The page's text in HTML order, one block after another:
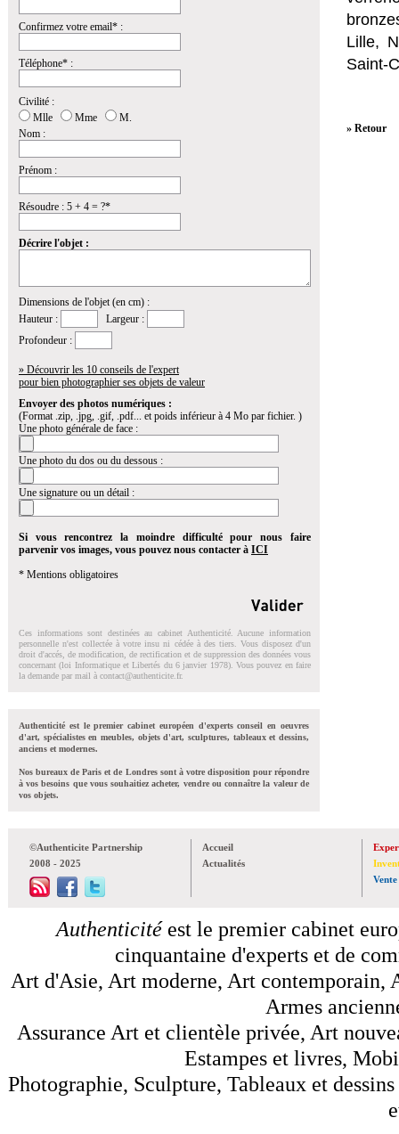
Confirmez votre email* :
Téléphone* :
Civilité :
Mlle
Mme
M.
Nom :
Prénom :
Résoudre : 5 + 4 = ?*
Décrire l'objet :
Dimensions de l'objet (en cm) :
Hauteur :
Largeur :
Profondeur :
» Découvrir les 10 conseils de l'expert
pour bien photographier ses objets de valeur
Envoyer des photos numériques :
(Format .zip, .jpg, .gif, .pdf... et poids inférieur à 4 Mo par fichier. )
Une photo générale de face :
Une photo du dos ou du dessous :
Une signature ou un détail :
Si vous rencontrez la moindre difficulté pour nous faire
parvenir vos images, vous pouvez nous contacter à ICI
* Mentions obligatoires
Ces informations sont destinées au cabinet Authenticité. Aucune information
personnelle n'est collectée à votre insu ni cédée à des tiers. Vous disposez d'un
droit d'accés, de modification, de rectification et de suppression des données vous
concernant (loi Informatique et Libertés du 6 janvier 1978). Vous pouvez en faire
la demande par mail à contact@authenticite.fr.
Authenticité est le premier cabinet européen d'experts conseil en oeuvres
d'art, spécialistes en meubles, objets d'art, sculptures, tableaux et dessins,
anciens et modernes.
Nos bureaux de Paris et de Londres sont à votre disposition pour répondre
à vos besoins que vous souhaitiez acheter, vendre ou connaître la valeur de
vos objets.
Lille,
Saint-
» Retour
©Authenticite Partnership
2008 - 2025
Accueil
Actualités
Vente
Authenticitéest le premier cabinet
cinquantaine d'experts et de
Art d'Asie, Art moderne, Art contemporain,
Armes
Assurance Art et clientèle privée, Art
Estampes et livres,
Photographie, Sculpture, Tableaux et